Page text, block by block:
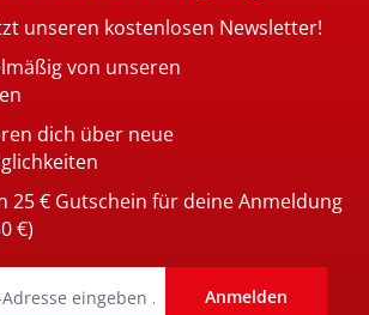
unseren kostenlosen Newsletter!
von unseren
dich über neue
25 € Gutschein für deine Anmeldung
€)
Anmelden